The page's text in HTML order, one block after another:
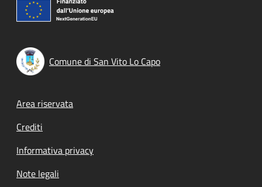
Comune di San Vito Lo Capo
Footer menu
Area riservata
Crediti
Informativa privacy
Note legali